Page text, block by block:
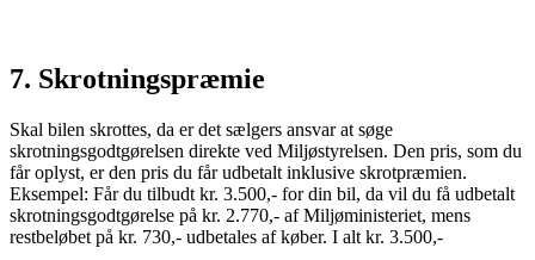
7. Skrotningspræmie
Skal bilen skrottes, da er det sælgers ansvar at søge
skrotningsgodtgørelsen direkte ved Miljøstyrelsen. Den pris, som du
får oplyst, er den pris du får udbetalt inklusive skrotpræmien.
Eksempel: Får du tilbudt kr. 3.500,- for din bil, da vil du få udbetalt
skrotningsgodtgørelse på kr. 2.770,- af Miljøministeriet, mens
restbeløbet på kr. 730,- udbetales af køber. I alt kr. 3.500,-